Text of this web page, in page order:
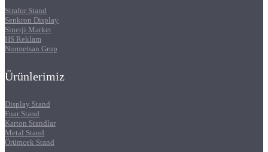
Strafor Stand
Senkron Display
Sinerji Market
HS Reklam
Nurmetsan Grup
Ürünlerimiz
Display Stand
Fuar Stand
Karton Standlar
Metal Stand
Örümcek Stand